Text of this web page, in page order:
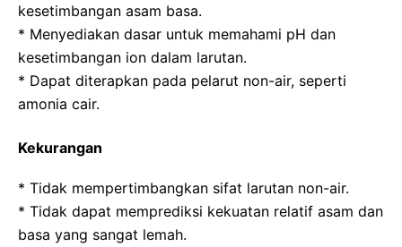
kesetimbangan asam basa.
* Menyediakan dasar untuk memahami pH dan
kesetimbangan ion dalam larutan.
* Dapat diterapkan pada pelarut non-air, seperti
amonia cair.
Kekurangan
* Tidak mempertimbangkan sifat larutan non-air.
* Tidak dapat memprediksi kekuatan relatif asam dan
basa yang sangat lemah.